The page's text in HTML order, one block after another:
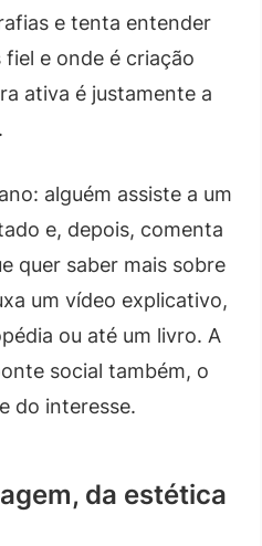
e tenta entender
fiel e onde é criação
ativa é justamente a
alguém assiste a um
e, depois, comenta
quer saber mais sobre
um vídeo explicativo,
ou até um livro. A
social também, o
do interesse.
da estética